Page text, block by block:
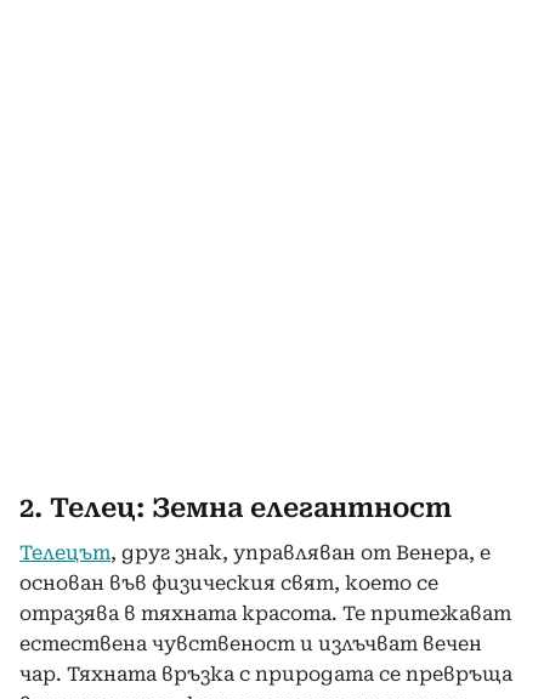
2. Телец: Земна елегантност
Телецът, друг знак, управляван от Венера, е
основан във физическия свят, което се
отразява в тяхната красота. Те притежават
естествена чувственост и излъчват вечен
чар. Тяхната връзка с природата се превръща